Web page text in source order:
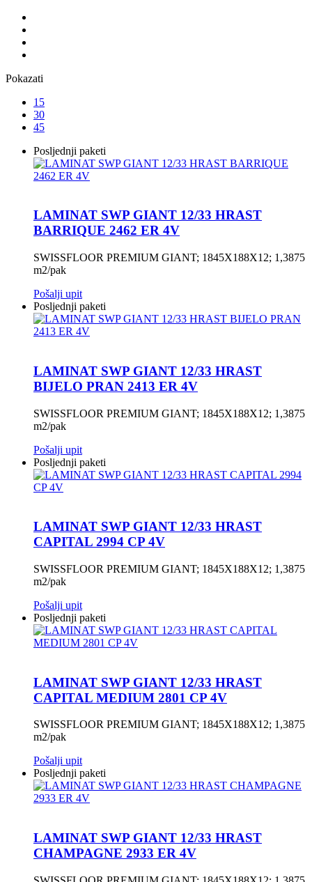
Pokazati
15
30
45
Posljednji paketi
LAMINAT SWP GIANT 12/33 HRAST
BARRIQUE 2462 ER 4V
SWISSFLOOR PREMIUM GIANT; 1845X188X12; 1,3875
m2/pak
Pošalji upit
Posljednji paketi
LAMINAT SWP GIANT 12/33 HRAST
BIJELO PRAN 2413 ER 4V
SWISSFLOOR PREMIUM GIANT; 1845X188X12; 1,3875
m2/pak
Pošalji upit
Posljednji paketi
LAMINAT SWP GIANT 12/33 HRAST
CAPITAL 2994 CP 4V
SWISSFLOOR PREMIUM GIANT; 1845X188X12; 1,3875
m2/pak
Pošalji upit
Posljednji paketi
LAMINAT SWP GIANT 12/33 HRAST
CAPITAL MEDIUM 2801 CP 4V
SWISSFLOOR PREMIUM GIANT; 1845X188X12; 1,3875
m2/pak
Pošalji upit
Posljednji paketi
LAMINAT SWP GIANT 12/33 HRAST
CHAMPAGNE 2933 ER 4V